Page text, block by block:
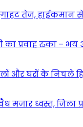
तेज, हाईकमान
का प्रवाह रुका –
और घरों के निचले
मजार ध्वस्त, जिला